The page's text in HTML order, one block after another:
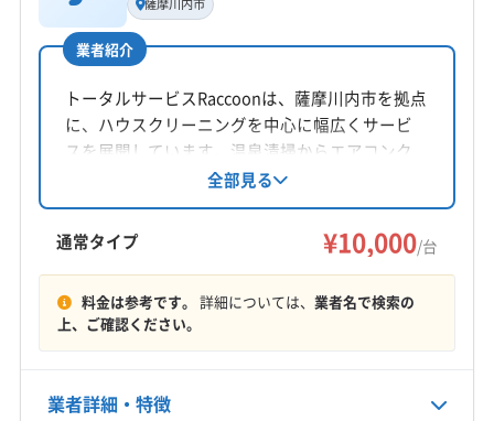
新久保進一
所在地
鹿児島県鹿児島市紫原3丁目43-11-1003
対応地域
いちき串木野市 姶良市
指宿市
鹿児島市 南さつま市 南九州市
日置市
霧島市
もっと見る
営業時間
定休日
業者紹介
トータルサービスRaccoonは、薩摩川内市を拠点
に、ハウスクリーニングを中心に幅広くサービ
スを展開しています。温泉清掃からエアコンク
リーニングまで様々な清掃経験を持つ薬丸氏が
「あなたの暮らし ラクにしたい」をモットーに、
夫婦で対応。丁寧な作業と顧客満足を重視し、
非喫煙者が訪問します。営業時間外の相談も可
能です。
全部見る
通常タイプ ¥10,000/台
料金は参考です。 詳細については、 業者名で検索の
上、ご確認ください。
業者詳細・特徴